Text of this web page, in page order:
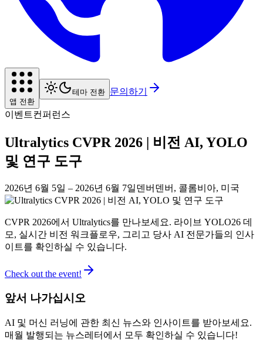
앱 전환
테마 전환 문의하기
이벤트컨퍼런스
Ultralytics CVPR 2026 | 비전 AI, YOLO
및 연구 도구
2026년 6월 5일 – 2026년 6월 7일덴버 덴버, 콜롬비아, 미국
CVPR 2026에서 Ultralytics를 만나보세요. 라이브 YOLO26 데
모, 실시간 비전 워크플로우, 그리고 당사 AI 전문가들의 인사
이트를 확인하실 수 있습니다.
Check out the event!
앞서 나가십시오
AI 및 머신 러닝에 관한 최신 뉴스와 인사이트를 받아보세요.
매월 발행되는 뉴스레터에서 모두 확인하실 수 있습니다!